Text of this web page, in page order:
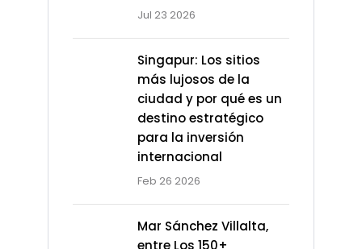
Jul 23 2026
Singapur: Los sitios
más lujosos de la
ciudad y por qué es un
destino estratégico
para la inversión
internacional
Feb 26 2026
Mar Sánchez Villalta,
entre Los 150+